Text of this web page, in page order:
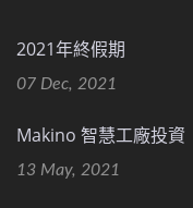
2021年終假期
07 Dec, 2021
Makino 智慧工廠投資
13 May, 2021